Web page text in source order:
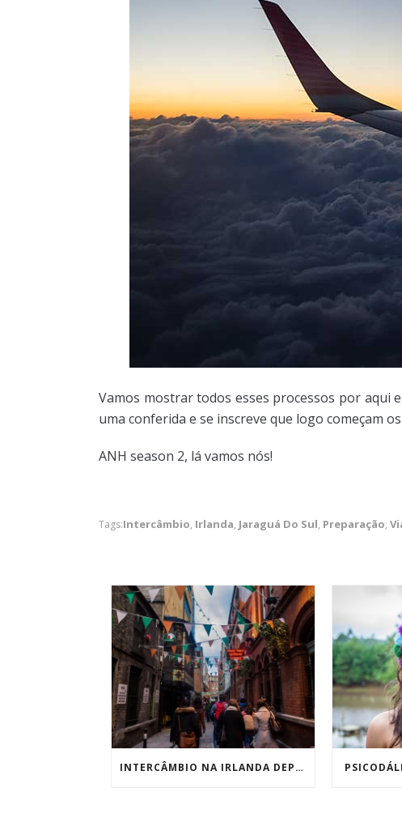
Vamos mostrar todos esses processos por aqui
uma conferida e se inscreve que logo começam
ANH season 2, lá vamos nós!
Tags:Intercâmbio, Irlanda, Jaraguá Do Sul, Preparação,
INTERCÂMBIO NA IRLANDA DEPOIS DE 5 MESES